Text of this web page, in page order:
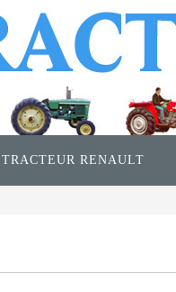
RENAULT